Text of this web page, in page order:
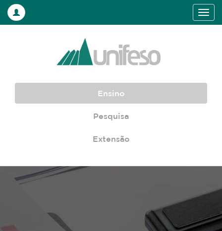
Ensino
Pesquisa
Extensão